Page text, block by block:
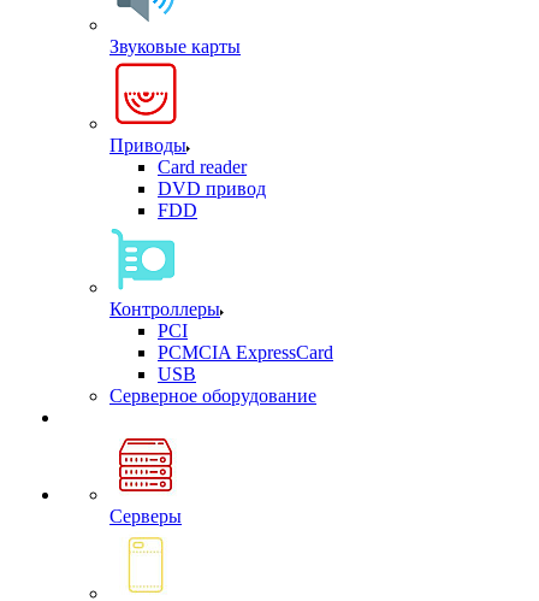
Звуковые карты
Приводы
Card reader
DVD привод
FDD
Контроллеры
PCI
PCMCIA ExpressCard
USB
Cерверное оборудование
Серверы